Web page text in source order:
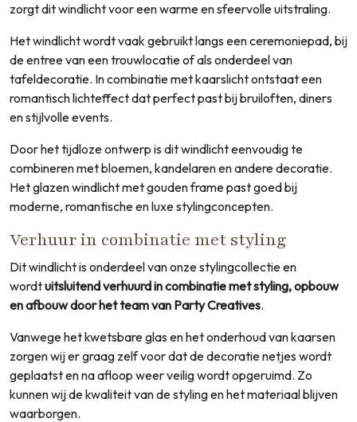
zorgt dit windlicht voor een warme en sfeervolle uitstraling.
Het windlicht wordt vaak gebruikt langs een ceremoniepad, bij
de entree van een trouwlocatie of als onderdeel van
tafeldecoratie. In combinatie met kaarslicht ontstaat een
romantisch lichteffect dat perfect past bij bruiloften, diners
en stijlvolle events.
Door het tijdloze ontwerp is dit windlicht eenvoudig te
combineren met bloemen, kandelaren en andere decoratie.
Het glazen windlicht met gouden frame past goed bij
moderne, romantische en luxe stylingconcepten.
Verhuur in combinatie met styling
Dit windlicht is onderdeel van onze stylingcollectie en
wordtuitsluitend verhuurd in combinatie met styling, opbouw
en afbouw door het team van Party Creatives.
Vanwege het kwetsbare glas en het onderhoud van kaarsen
zorgen wij er graag zelf voor dat de decoratie netjes wordt
geplaatst en na afloop weer veilig wordt opgeruimd. Zo
kunnen wij de kwaliteit van de styling en het materiaal blijven
waarborgen.